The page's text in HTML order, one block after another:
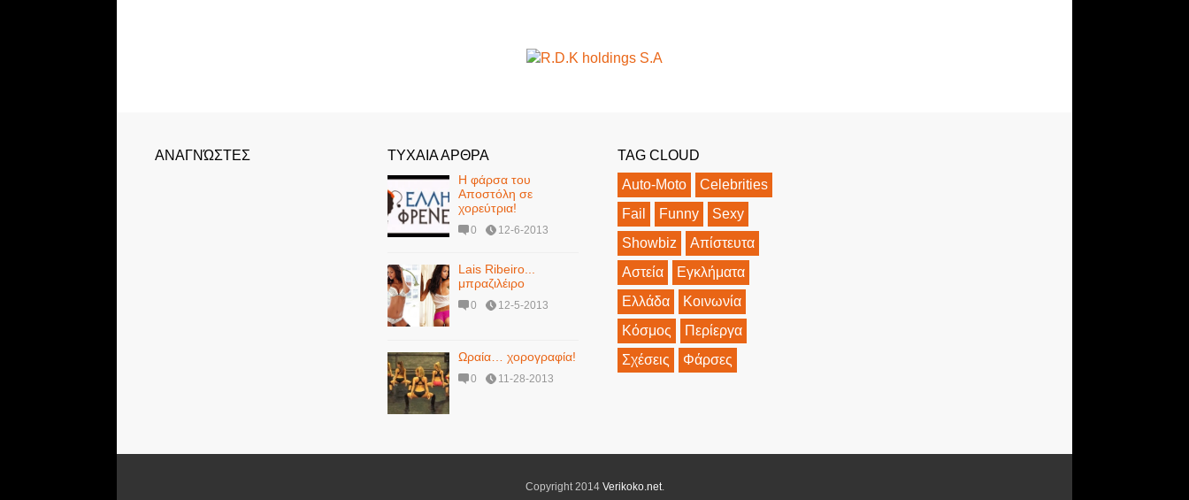
ΑΝΑΓΝΏΣΤΕΣ ΤΥΧΑΙΑ ΑΡΘΡΑ
Η φάρσα του
Αποστόλη σε
χορεύτρια!
0 12-6-2013
Lais Ribeiro...
μπραζιλέιρο
0 12-5-2013
Ωραία… χορογραφία!
0 11-28-2013
TAG CLOUD
Auto-Moto
Celebrities
Fail
Funny
Sexy
Showbiz
Απίστευτα
Αστεία
Εγκλήματα
Ελλάδα
Κοινωνία
Κόσμος
Περίεργα
Σχέσεις
Φάρσες
Copyright 2014 Verikoko.net.